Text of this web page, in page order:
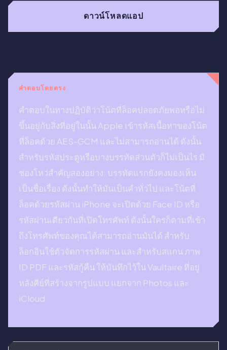
ดาวน์โหลดแอป
คำตอบโดยตรง
คำตอบในทางปฏิบัติว่าโน้ตที่ล็อคปลอดภัยพอหรือไม่
ขึ้นอยู่กับสิ่งที่อยู่ในนั้น Apple เข้ารหัสเนื้อหาของโน้ต
ที่ล็อคด้วย AES-GCM และไม่สามารถอ่านได้ ดังนั้น
สำหรับรหัสประตูหรือบางบรรทัดส่วนตัวก็ไม่เป็นไร มี
ช่องโหว่สำคัญสองอย่าง: บรรทัดแรกยังคงมองเห็น
เป็นชื่อเรื่อง ดังนั้นทำให้มันเป็นคำทั่วไป และโน้ตที่
ล็อคด้วยรหัสผ่าน iPhone จะเปิดด้วย Face ID หรือ
รหัสผ่านเดียวกันที่เปิดโทรศัพท์ ดังนั้นใครก็ตามที่เข้า
ถึงโทรศัพท์ของคุณได้สามารถอ่านมันได้ สำหรับ
ล็อกอินใช้ตัวจัดการรหัสผ่าน และสำหรับสแกน ภาพ
ID PDF และรหัสกู้คืน ให้บันทึกไว้ใน Vaultaire ที่อยู่
หลังคีย์ที่สร้างจากรูปแบบ แยกจาก Photos และ
iCloud